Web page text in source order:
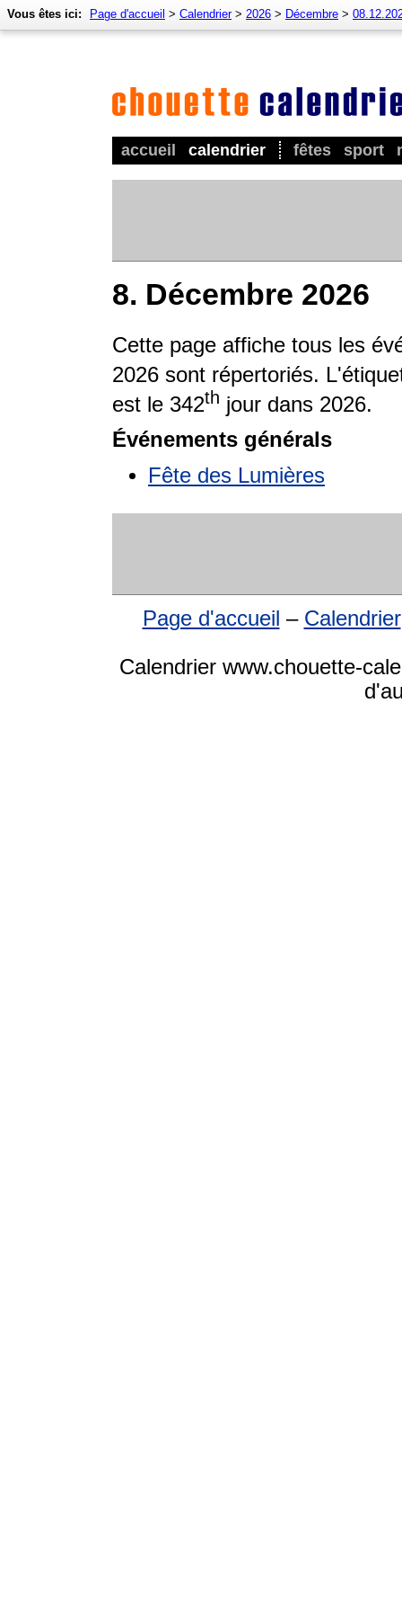
accueil calendrier fêtes sport
Vous êtes ici: Page d'accueil > Calendrier> 2026 > Décembre >
8. Décembre 2026
Cette page affiche tous les
2026 sont répertoriés.
est le 342th jour dans 2026.
Événements générals
Fête des Lumières
Page d'accueil – Calendrier
Calendrier www.chouette-